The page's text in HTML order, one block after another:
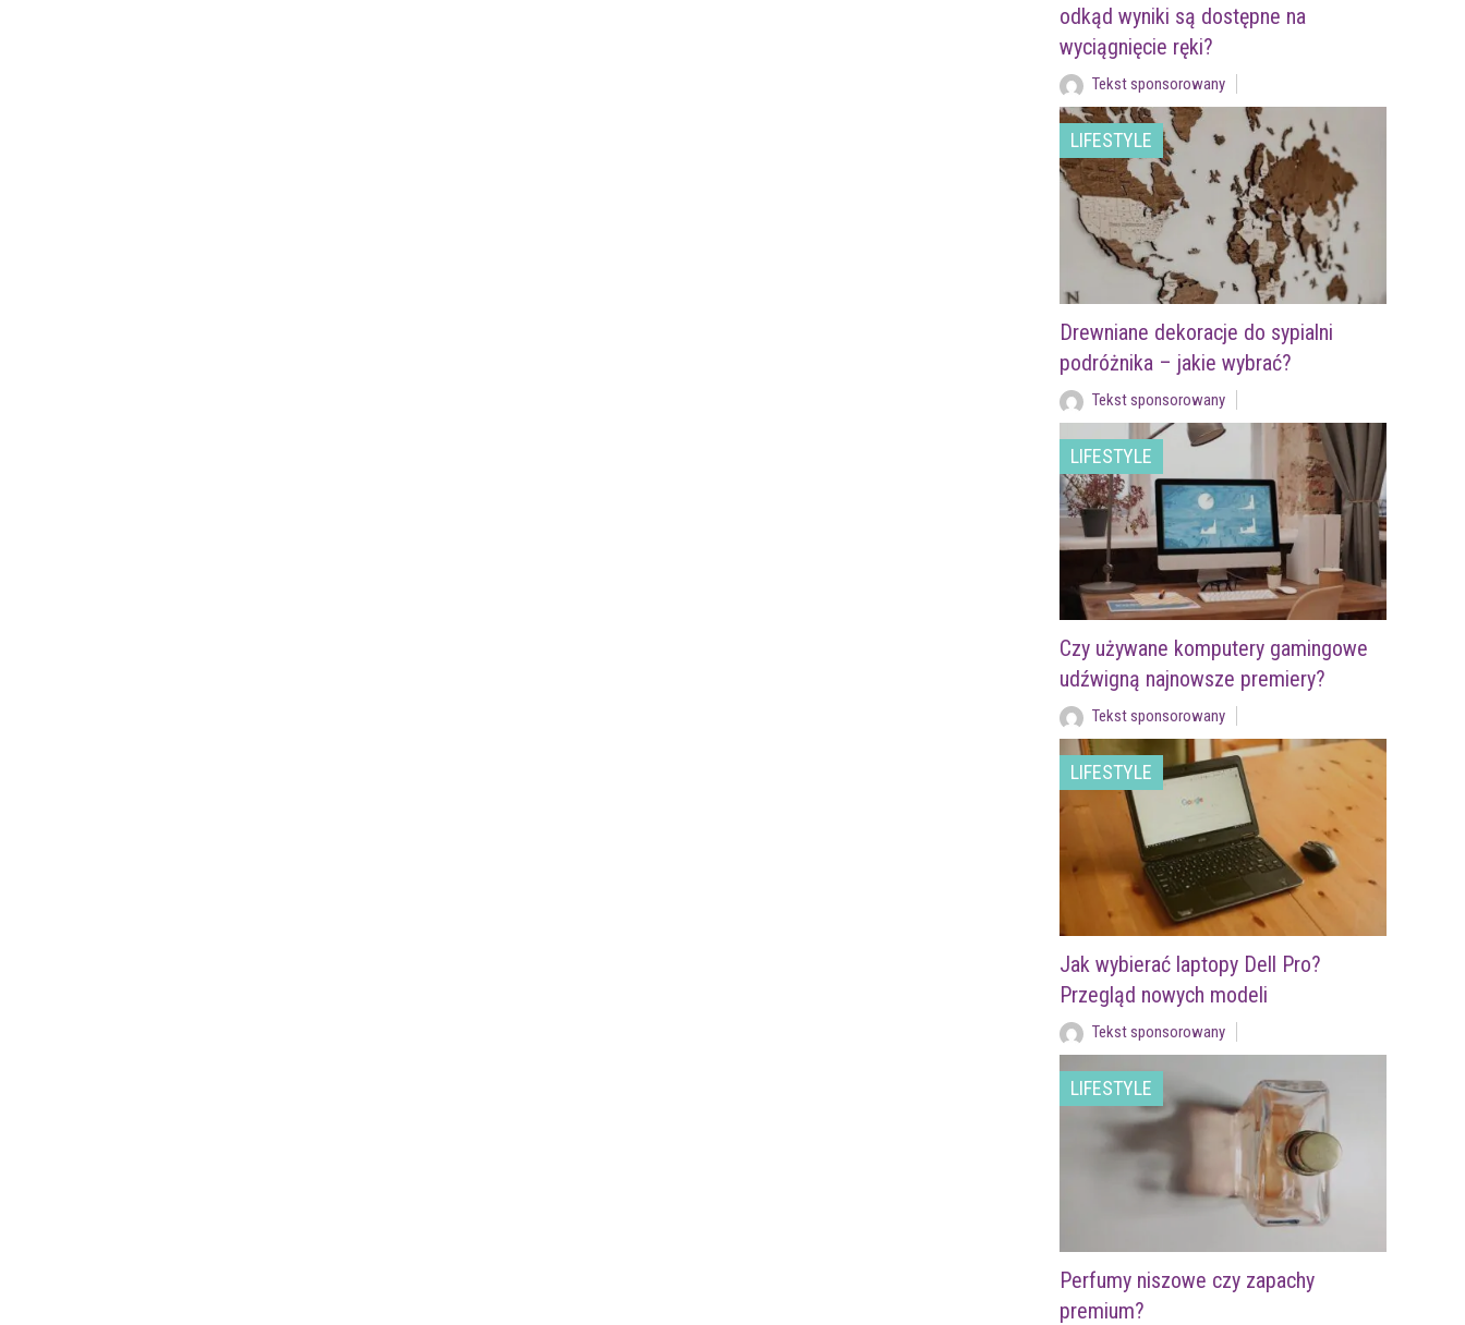
odkąd wyniki są dostępne na
wyciągnięcie ręki?
Tekst sponsorowany
LIFESTYLE
Drewniane dekoracje do sypialni
podróżnika – jakie wybrać?
Tekst sponsorowany
LIFESTYLE
Czy używane komputery gamingowe
udźwigną najnowsze premiery?
Tekst sponsorowany
LIFESTYLE
Jak wybierać laptopy Dell Pro?
Przegląd nowych modeli
Tekst sponsorowany
LIFESTYLE
Perfumy niszowe czy zapachy
premium?